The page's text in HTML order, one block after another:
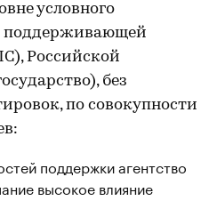
условного
поддерживающей
Российской
без
по совокупности
поддержки агентство
высокое влияние